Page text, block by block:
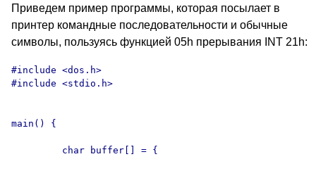
Приведем пример программы, которая посылает в
принтер командные последовательности и обычные
символы, пользуясь функцией 05h прерывания INT 21h:
#include <dos.h>
#include <stdio.h>
main() {
         char buffer[] = {